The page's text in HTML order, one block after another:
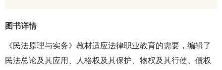
图书详情
《民法原理与实务》教材适应法律职业教育的需要，编辑了
民法总论及其应用、人格权及其保护、物权及其行使、债权